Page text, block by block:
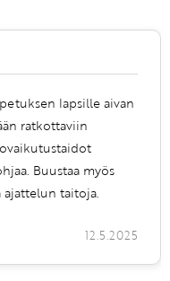
lapsille aivan
ratkottaviin
Buustaa myös
taitoja.
12.5.2025